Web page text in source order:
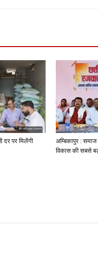
दर पर मिलेंगी
अम्बिकापुर :
विकास की सबसे